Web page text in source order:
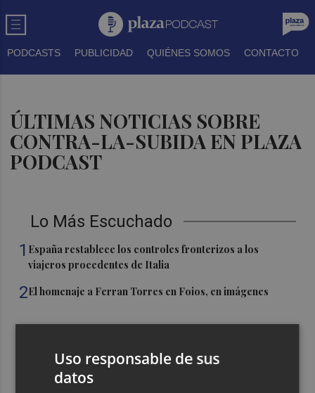
PODCASTS PUBLICIDAD QUIÉNES SOMOS CONTACTO
ÚLTIMAS NOTICIAS SOBRE
CONTRA-LA-SUBIDA EN PLAZA
PODCAST
Lo Más Escuchado
1 España restablece los controles fronterizos a los
viajeros procedentes de Italia
2El homenaje a Ferran Torres en Foios, en imágenes
Foios se vuelca con Ferran Torres
Uso responsable de sus
datos